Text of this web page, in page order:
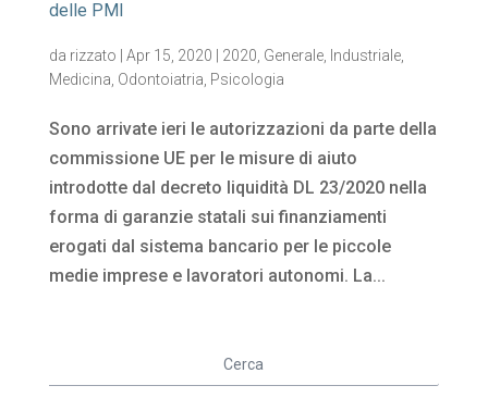
delle PMI
da rizzato Apr 15, 2020 2020 Generale, Industriale,
Medicina Odontoiatria Psicologia
Sono arrivate ieri le autorizzazioni da parte della
commissione UE per le misure di aiuto
introdotte dal decreto liquidità DL 23/2020 nella
forma di garanzie statali sui finanziamenti
erogati dal sistema bancario per le piccole
medie imprese e lavoratori autonomi. La...